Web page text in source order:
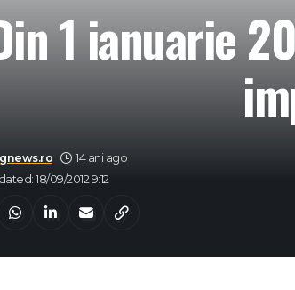
1 ianuarie
18/09/2012 9:12
14 ani ago